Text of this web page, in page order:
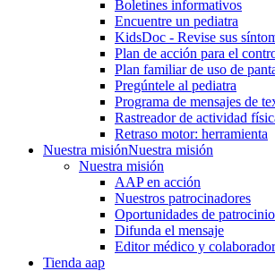
Boletines informativos
Encuentre un pediatra
KidsDoc - Revise sus
Plan de acción para el
Plan familiar de uso de
Pregúntele al pediatra
Programa de mensajes de
Rastre​​ador de activida​d
Retraso motor: herramienta
Nuestra misiónNuestra misión
Nuestra misión
AAP en acción
Nuestros patrocinadores
Oportunidades de patrocinio
Difunda el mensaje
Editor médico y
Tienda aap